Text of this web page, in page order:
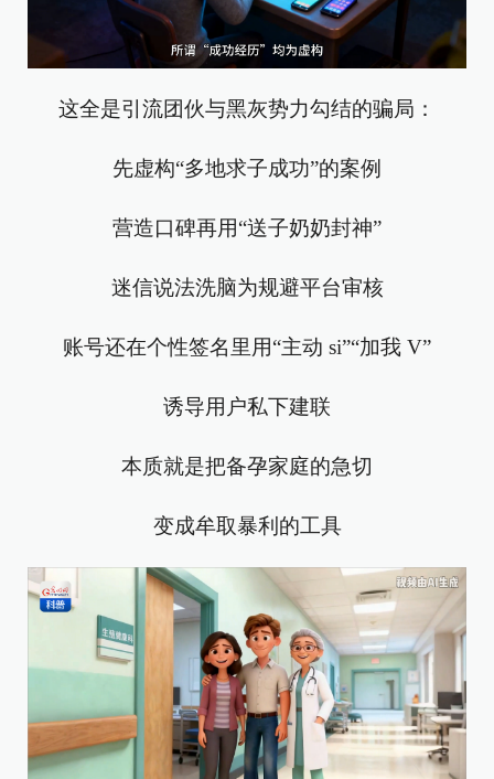
这全是引流团伙与黑灰势力勾结的骗局：
先虚构“多地求子成功”的案例
营造口碑再用“送子奶奶封神”
迷信说法洗脑为规避平台审核
账号还在个性签名里用“主动 si”“加我 V”
诱导用户私下建联
本质就是把备孕家庭的急切
变成牟取暴利的工具